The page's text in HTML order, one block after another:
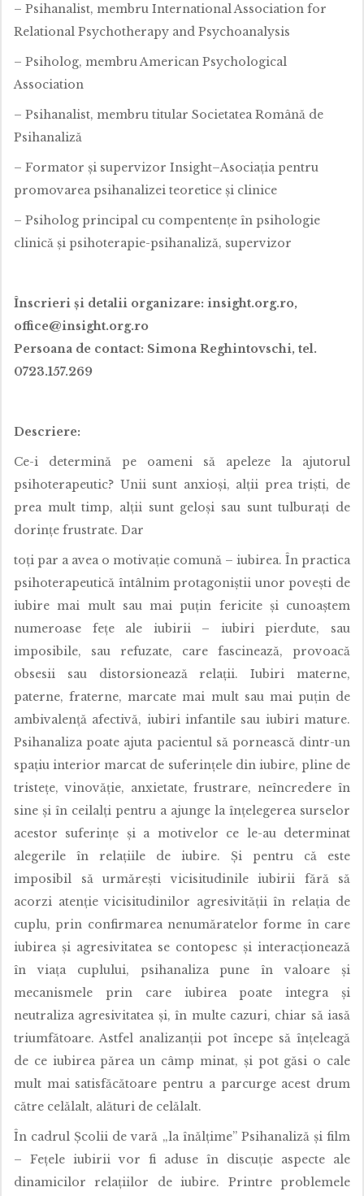
– Psihanalist, membru International Association for
Relational Psychotherapy and Psychoanalysis
– Psiholog, membru American Psychological
Association
– Psihanalist, membru titular Societatea Română de
Psihanaliză
– Formator și supervizor Insight–Asociația pentru
promovarea psihanalizei teoretice și clinice
– Psiholog principal cu compentențe în psihologie
clinică și psihoterapie-psihanaliză, supervizor
Înscrieri şi detalii organizare: insight.org.ro,
office@insight.org.ro
Persoana de contact: Simona Reghintovschi, tel.
0723.157.269
Descriere:
Ce-i determină pe oameni să apeleze la ajutorul
psihoterapeutic? Unii sunt anxioși, alții prea triști, de
prea mult timp, alții sunt geloși sau sunt tulburați de
dorințe frustrate. Dar
toți par a avea o motivație comună – iubirea. În practica
psihoterapeutică întâlnim protagoniștii unor povești de
iubire mai mult sau mai puțin fericite și cunoaștem
numeroase fețe ale iubirii – iubiri pierdute, sau
imposibile, sau refuzate, care fascinează, provoacă
obsesii sau distorsionează relații. Iubiri materne,
paterne, fraterne, marcate mai mult sau mai puțin de
ambivalență afectivă, iubiri infantile sau iubiri mature.
Psihanaliza poate ajuta pacientul să pornească dintr-un
spațiu interior marcat de suferințele din iubire, pline de
tristețe, vinovăție, anxietate, frustrare, neîncredere în
sine și în ceilalți pentru a ajunge la înțelegerea surselor
acestor suferințe și a motivelor ce le-au determinat
alegerile în relațiile de iubire. Și pentru că este
imposibil să urmărești vicisitudinile iubirii fără să
acorzi atenție vicisitudinilor agresivității în relația de
cuplu, prin confirmarea nenumăratelor forme în care
iubirea şi agresivitatea se contopesc şi interacţionează
în viaţa cuplului, psihanaliza pune în valoare şi
mecanismele prin care iubirea poate integra şi
neutraliza agresivitatea şi, în multe cazuri, chiar să iasă
triumfătoare. Astfel analizanții pot începe să înțeleagă
de ce iubirea părea un câmp minat, și pot găsi o cale
mult mai satisfăcătoare pentru a parcurge acest drum
către celălalt, alături de celălalt.
În cadrul Școlii de vară „la înălțime” Psihanaliză și film
– Fețele iubirii vor fi aduse în discuție aspecte ale
dinamicilor relațiilor de iubire. Printre problemele